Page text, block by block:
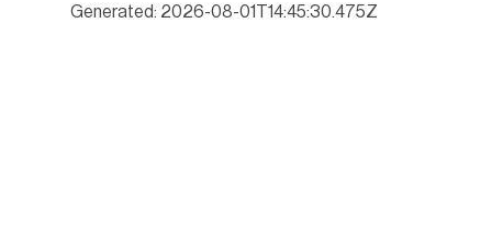
Generated: 2026-08-01T14:45:30.475Z